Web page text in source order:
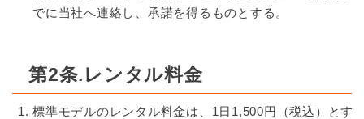
でに当社へ連絡し、承諾を得るものとする。
第2条.レンタル料金
標準モデルのレンタル料金は、1日1,500円（税込）とす